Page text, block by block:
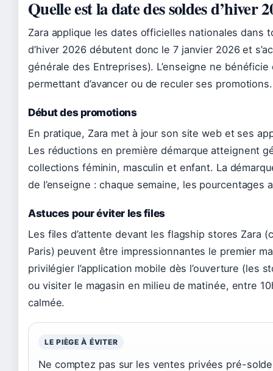
Quelle est la date des soldes d’hiver
Zara applique les dates officielles nationales dans
d’hiver 2026 débutent donc le 7 janvier 2026 et
générale des Entreprises). L’enseigne ne
permettant d’avancer ou de reculer ses promotions.
Début des promotions
En pratique, Zara met à jour son site web et ses
Les réductions en première démarque atteignent
collections féminin, masculin et enfant. La
de l’enseigne : chaque semaine, les
Astuces pour éviter les files
Les files d’attente devant les flagship stores Zara
Paris) peuvent être impressionnantes le premier
privilégier l’application mobile dès l’ouverture (les
ou visiter le magasin en milieu de matinée, entre
calmée.
LE PIÈGE À ÉVITER
Ne comptez pas sur les ventes privées pré-